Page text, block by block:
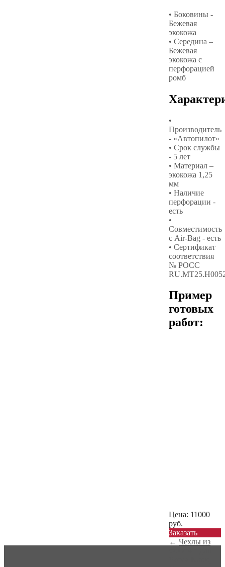
• Боковины -
Бежевая
экокожа
• Середина –
Бежевая
экокожа с
перфорацией
ромб
•
Производитель
- «Автопилот»
• Срок службы
- 5 лет
• Материал –
экокожа 1,25
мм
• Наличие
перфорации -
есть
•
Совместимость
с Air-Bag - есть
• Сертификат
соответствия
№ РОСС
Пример
готовых
работ:
Цена: 11000
руб.
Заказать
← Чехлы из